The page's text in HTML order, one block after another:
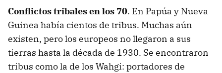
Conflictos tribales en los 70. En Papúa y Nueva
Guinea había cientos de tribus. Muchas aún
existen, pero los europeos no llegaron a sus
tierras hasta la década de 1930. Se encontraron
tribus como la de los Wahgi: portadores de